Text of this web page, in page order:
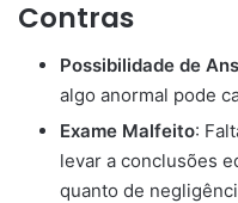
Contras
Possibilidade de
algo anormal pode
Exame Malfeito:
levar a conclusões
quanto de